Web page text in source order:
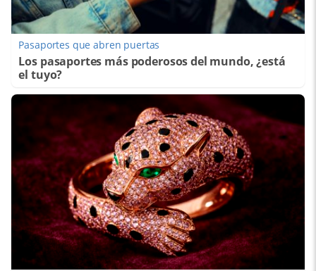
Pasaportes que abren puertas
Los pasaportes más poderosos del mundo, ¿está
el tuyo?